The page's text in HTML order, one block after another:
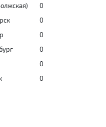
0
0
0
0
0
0